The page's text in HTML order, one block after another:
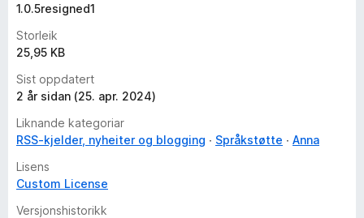
1.0.5resigned1
Storleik
25,95 KB
Sist oppdatert
2 år sidan (25. apr. 2024)
Liknande kategoriar
RSS-kjelder, nyheiter og blogging
Språkstøtte
Anna
Lisens
Custom License
Versjonshistorikk